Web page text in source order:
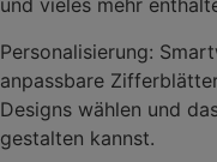
und vieles mehr
Personalisierung:
anpassbare
Designs wählen und
gestalten kannst.